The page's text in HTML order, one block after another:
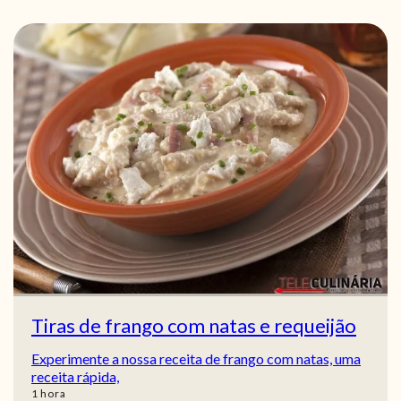
Tiras de frango com natas e requeijão
Experimente a nossa receita de frango com natas, uma
receita rápida,
1 hora
hora